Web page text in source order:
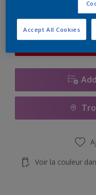
Ce produit n'est pas
peut être acheté que
Voir la couleur
Accept All Cookies